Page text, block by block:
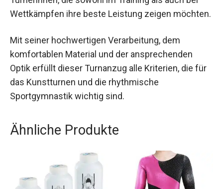
Der Domyos Gymnastikanzug Turnanzug für
Mädchen in Türkis ist die perfekte Wahl für junge
Turnerinnen, die sowohl im Training als auch bei
Wettkämpfen ihre beste Leistung zeigen
möchten.
Mit seiner hochwertigen Verarbeitung, dem
komfortablen Material und der ansprechenden
für das Kunstturnen und die rhythmische
Ähnliche Produkte